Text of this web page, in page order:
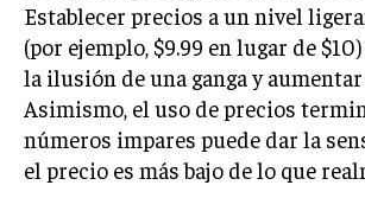
ALIANZAS ESTRATÉGICAS
TECNOLOGIA
SOSTENIBILIDAD Y MEDIO
GESTIÓN DE LA INNOVACIÓN
Establecer precios a un nivel
(por ejemplo, $9.99 en lugar de
la ilusión de una ganga y
Asimismo, el uso de precios
números impares puede dar la
el precio es más bajo de lo que